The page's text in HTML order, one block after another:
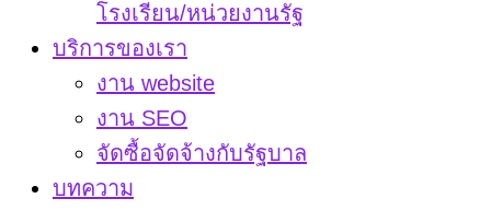
โรงเรียน/หน่วยงานรัฐ
บริการของเรา
งาน website
งาน SEO
จัดซื้อจัดจ้างกับรัฐบาล
บทความ